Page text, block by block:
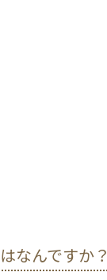
なんですか？